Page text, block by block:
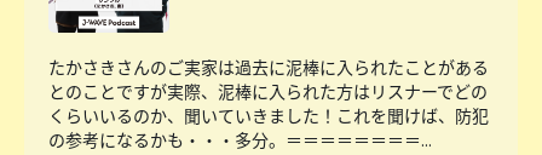
たかさきさんのご実家は過去に泥棒に入られたことがある
とのことですが実際、泥棒に入られた方はリスナーでどの
くらいいるのか、聞いていきました！これを聞けば、防犯
の参考になるかも・・・多分。＝＝＝＝＝＝＝＝...